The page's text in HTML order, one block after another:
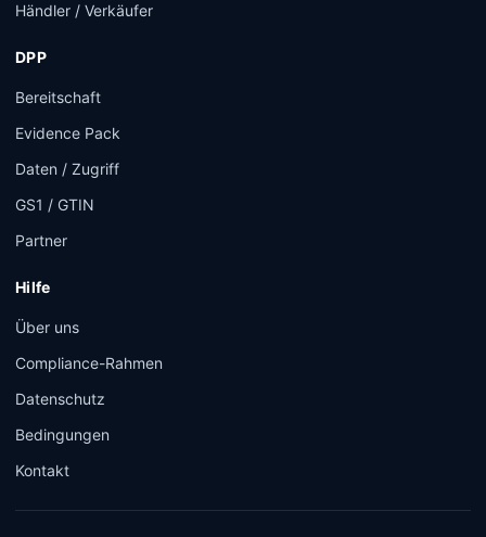
Händler / Verkäufer
DPP
Bereitschaft
Evidence Pack
Daten / Zugriff
GS1 / GTIN
Partner
Hilfe
Über uns
Compliance-Rahmen
Datenschutz
Bedingungen
Kontakt